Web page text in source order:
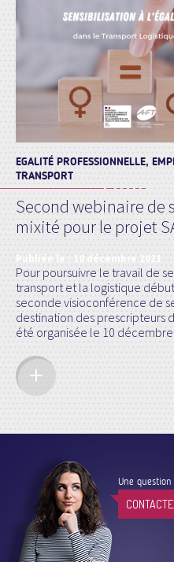
EGALITÉ PROFESSIONNELLE,
TRANSPORT
Second webinaire de
mixité pour le projet
Publiée le : 10 décembre 2021
Pour poursuivre le travail de
transport et la logistique
seconde visioconférence de
destination des prescripteurs
été organisée le 10 décembre
Une